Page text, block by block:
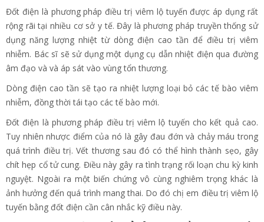
Đốt điện là phương pháp điều trị viêm lộ tuyến được áp dụng rất
rộng rãi tại nhiều cơ sở y tế. Đây là phương pháp truyền thống sử
dụng năng lượng nhiệt từ dòng điện cao tần để điều trị viêm
nhiễm. Bác sĩ sẽ sử dụng một dụng cụ dẫn nhiệt điện qua đường
âm đạo và và áp sát vào vùng tổn thương.
Dòng điện cao tần sẽ tạo ra nhiệt lượng loại bỏ các tế bào viêm
nhiễm, đồng thời tái tạo các tế bào mới.
Đốt điện là phương pháp điều trị viêm lộ tuyến cho kết quả cao.
Tuy nhiên nhược điểm của nó là gây đau đớn và chảy máu trong
quá trình điều trị. Vết thương sau đó có thể hình thành sẹo, gây
chít hẹp cổ tử cung. Điều này gây ra tình trạng rối loạn chu kỳ kinh
nguyệt. Ngoài ra một biến chứng vô cùng nghiêm trọng khác là
ảnh hưởng đến quá trình mang thai. Do đó chị em điều trị viêm lộ
tuyến bằng đốt điện cần cân nhắc kỹ điều này.